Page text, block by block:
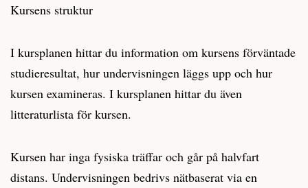
Kursens struktur
I kursplanen hittar du information om kursens förväntade
studieresultat, hur undervisningen läggs upp och hur
kursen examineras. I kursplanen hittar du även
litteraturlista för kursen.
Kursen har inga fysiska träffar och går på halvfart
distans. Undervisningen bedrivs nätbaserat via en